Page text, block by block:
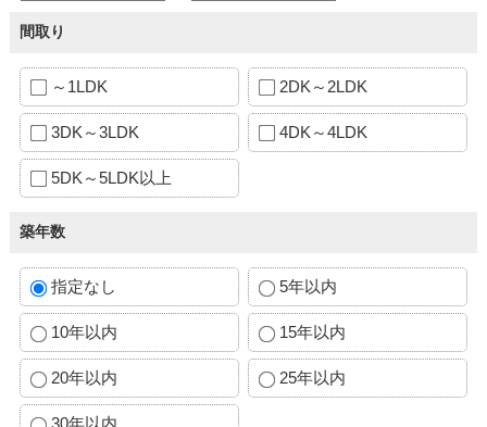
間取り
～1LDK 2DK～2LDK
3DK～3LDK 4DK～4LDK
5DK～5LDK以上
築年数
指定なし 5年以内
10年以内 15年以内
20年以内 25年以内
30年以内